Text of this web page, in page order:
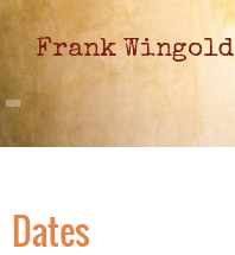
Frank Wingold
Dates